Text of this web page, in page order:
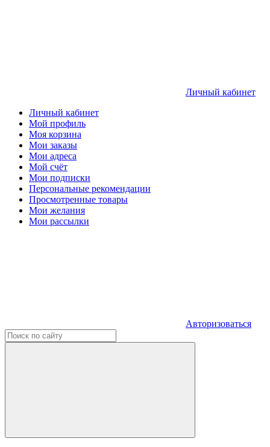
Личный кабинет
Личный кабинет
Мой профиль
Моя корзина
Мои заказы
Мои адреса
Мой счёт
Мои подписки
Персональные рекомендации
Просмотренные товары
Мои желания
Мои рассылки
Авторизоваться